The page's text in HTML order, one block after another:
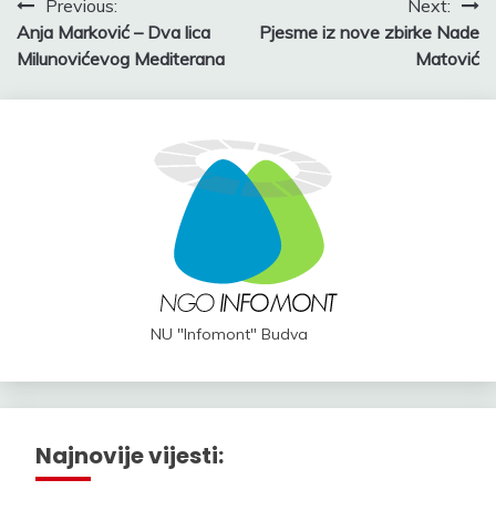
Post
navigation
Previous:
Anja Marković – Dva lica
Milunovićevog Mediterana
Next:
Pjesme iz nove zbirke Nade
Matović
NU "Infomont" Budva
Najnovije vijesti: